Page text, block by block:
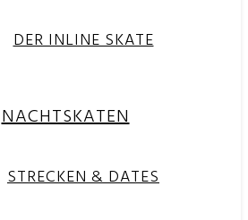
DER INLINE SKATE
NACHTSKATEN
STRECKEN & DATES